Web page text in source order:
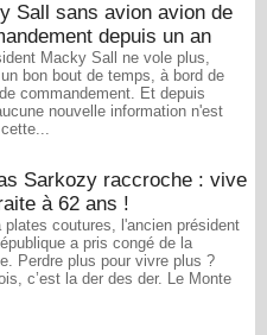
Sall sans avion avion de
depuis un an
Macky Sall ne vole plus,
bon bout de temps, à bord de
commandement. Et depuis
nouvelle information n'est
Sarkozy raccroche : vive
à 62 ans !
plates coutures, l'ancien président
a pris congé de la
Perdre plus pour vivre plus ?
c’est la der des der. Le Monte